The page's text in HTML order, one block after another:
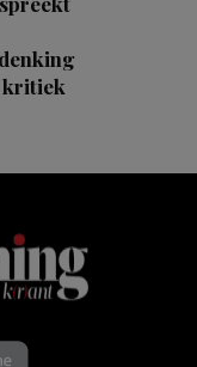
kritiek